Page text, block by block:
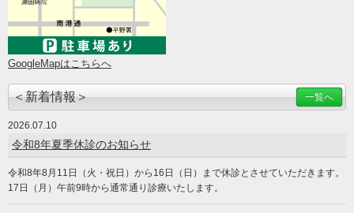
GoogleMapはこちらへ
＜新着情報＞ 一覧へ
2026.07.10
令和8年夏季休診のお知らせ
令和8年8月11日（火・祝日）から16日（日）まで休診とさせていただきます。
17日（月）午前9時から通常通り診療いたします。